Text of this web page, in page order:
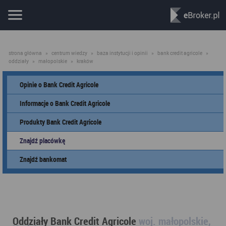
strona główna » centrum wiedzy » baza instytucji i opinii » bank credit agricole »
oddziały » małopolskie » kraków
Opinie o Bank Credit Agricole
Informacje o Bank Credit Agricole
Produkty Bank Credit Agricole
Znajdź placówkę
Znajdź bankomat
Oddziały Bank Credit Agricole woj. małopolskie,